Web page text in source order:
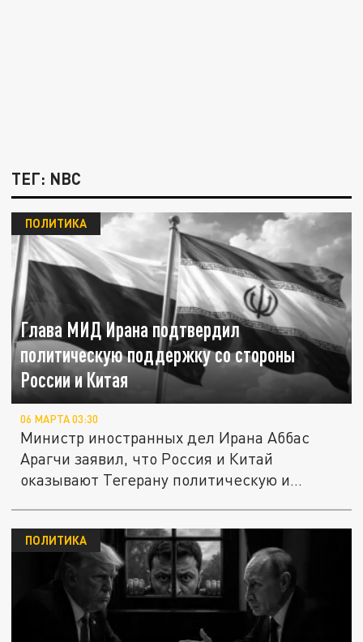
ТЕГ: NBC
Глава МИД Ирана подтвердил
политическую поддержку со стороны
России и Китая
ПОЛИТИКА
06 МАРТА 03:30
Министр иностранных дел Ирана Аббас
Арагчи заявил, что Россия и Китай
оказывают Тегерану политическую и
ПОЛИТИКА